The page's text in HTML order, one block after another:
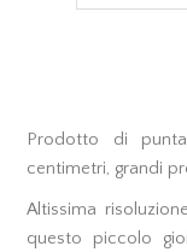
Prodotto di
centimetri, grandi
Altissima
questo piccolo